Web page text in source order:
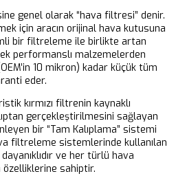
genel olarak “hava filtresi” denir.
için aracın orijinal hava kutusuna
bir filtreleme ile birlikte artan
performanslı malzemelerden
10 mikron) kadar küçük tüm
eder.
kırmızı filtrenin kaynaklı
gerçekleştirilmesini sağlayan
bir “Tam Kalıplama” sistemi
filtreleme sistemlerinde kullanılan
ve her türlü hava
sahiptir.